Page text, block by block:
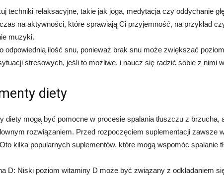
techniki relaksacyjne, takie jak joga, medytacja czy oddychanie
na aktywności, które sprawiają Ci przyjemność, na przykład
muzyki.
odpowiednią ilość snu, ponieważ brak snu może zwiększać
stresowych, jeśli to możliwe, i naucz się radzić sobie z nimi
diety
diety mogą być pomocne w procesie spalania tłuszczu z brzucha,
rozwiązaniem. Przed rozpoczęciem suplementacji zawsze
kilka popularnych suplementów, które mogą wspomóc spalanie
D: Niski poziom witaminy D może być związany z odkładaniem